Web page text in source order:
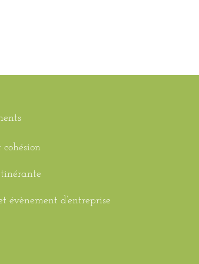
évènement d’entreprise